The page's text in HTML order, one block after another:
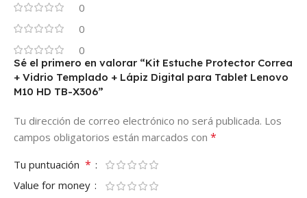
0
0
0
Sé el primero en valorar “Kit Estuche Protector Correa
+ Vidrio Templado + Lápiz Digital para Tablet Lenovo
M10 HD TB-X306”
Tu dirección de correo electrónico no será publicada. Los
campos obligatorios están marcados con *
Tu puntuación *
Value for money